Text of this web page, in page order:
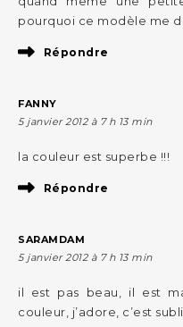
pourquoi ce modèle me
Répondre
FANNY
5 janvier 2012 à 7 h 13 min
la couleur est superbe !!!
Répondre
SARAMDAM
5 janvier 2012 à 7 h 13 min
il est pas beau, il est
couleur, j’adore, c’est